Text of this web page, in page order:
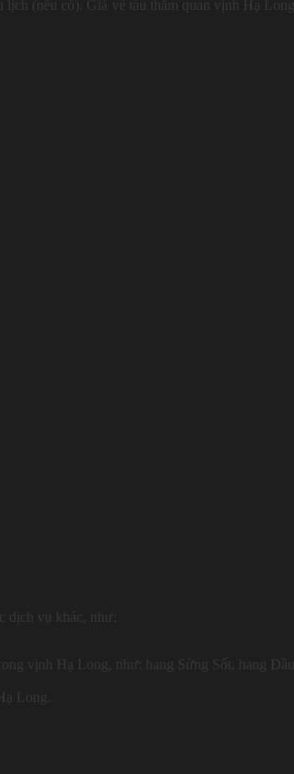
(nếu có). Giá vé tàu thăm quan vịnh Hạ Long
dịch vụ khác, như:
vịnh Hạ Long, như: hang Sửng Sốt, hang
Long.